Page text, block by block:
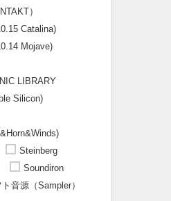
）
Catalina)
Mojave)
LIBRARY
Silicon)
Steinberg
Soundiron
ト音源（Sampler）